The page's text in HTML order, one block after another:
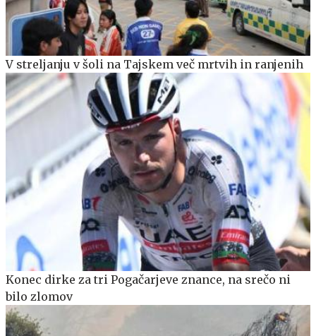
V streljanju v šoli na Tajskem več mrtvih in ranjenih
Konec dirke za tri Pogačarjeve znance, na srečo ni
bilo zlomov